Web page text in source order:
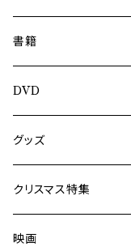
南博
ASA-CHANG
Jun Kawabata
Mooney
ミャンマー伝統音楽
Jun Kawabata
旅の記憶
書籍
DVD
グッズ
Tシャツ
クリスマス特集
映画